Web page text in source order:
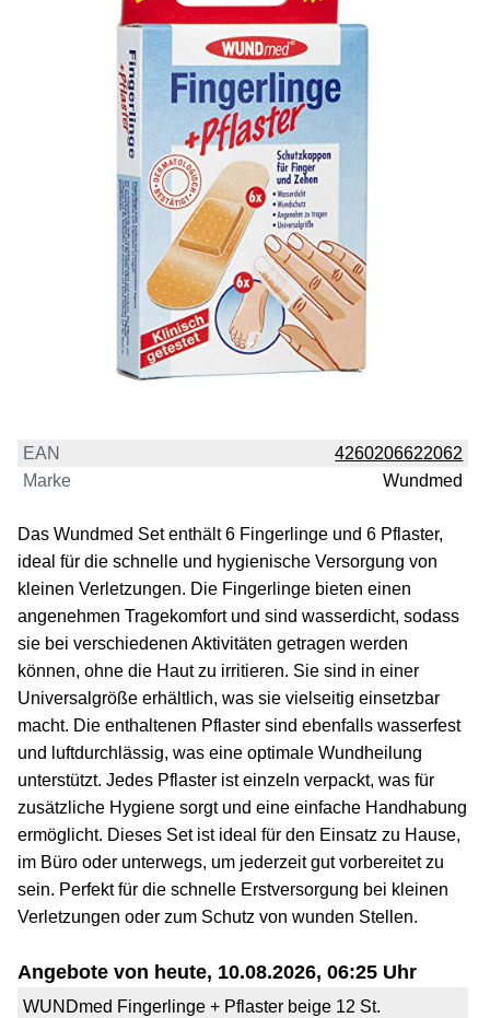
EAN
4260206622062
Marke
Wundmed
Das Wundmed Set enthält 6 Fingerlinge und 6 Pflaster,
ideal für die schnelle und hygienische Versorgung von
kleinen Verletzungen. Die Fingerlinge bieten einen
angenehmen Tragekomfort und sind wasserdicht, sodass
sie bei verschiedenen Aktivitäten getragen werden
können, ohne die Haut zu irritieren. Sie sind in einer
Universalgröße erhältlich, was sie vielseitig einsetzbar
macht. Die enthaltenen Pflaster sind ebenfalls wasserfest
und luftdurchlässig, was eine optimale Wundheilung
unterstützt. Jedes Pflaster ist einzeln verpackt, was für
zusätzliche Hygiene sorgt und eine einfache Handhabung
ermöglicht. Dieses Set ist ideal für den Einsatz zu Hause,
im Büro oder unterwegs, um jederzeit gut vorbereitet zu
sein. Perfekt für die schnelle Erstversorgung bei kleinen
Verletzungen oder zum Schutz von wunden Stellen.
Angebote von heute, 10.08.2026, 06:25 Uhr
WUNDmed Fingerlinge + Pflaster beige 12 St.